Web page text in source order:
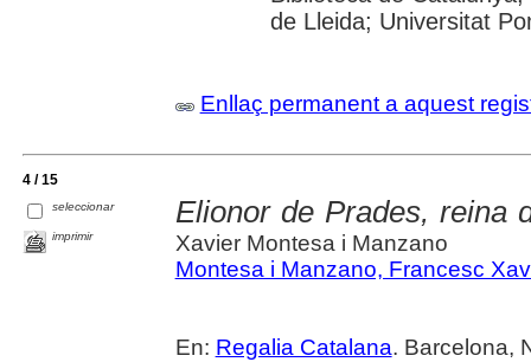
de Lleida; Universitat
Enllaç permanent a aquest
4 / 15
seleccionar
imprimir
Elionor de Prades, reina
Xavier Montesa i Manzano
Montesa i Manzano, Francesc
En: Regalia Catalana. Barcelona,